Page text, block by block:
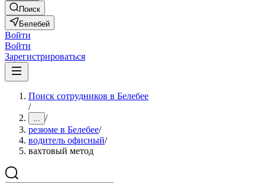
Поиск
Белебей
Войти
Войти
Зарегистрироваться
Поиск сотрудников в Белебее
/
... /
резюме в Белебее/
водитель офисный/
вахтовый метод